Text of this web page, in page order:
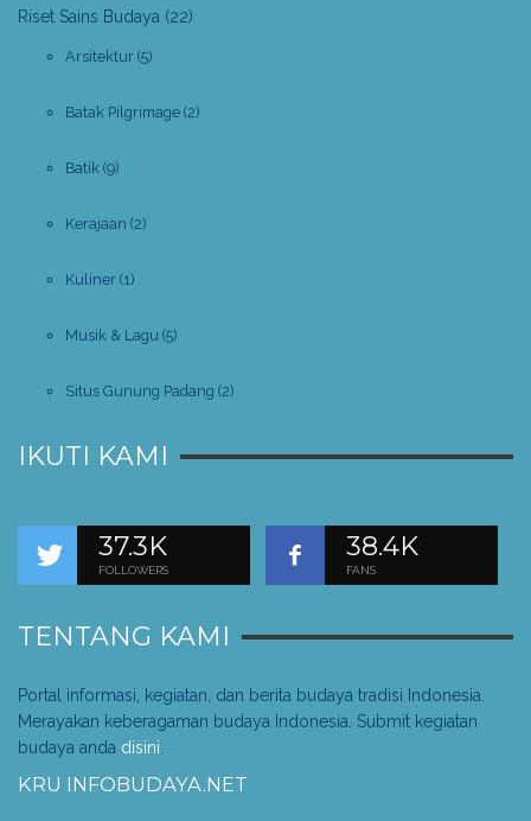
Riset Sains Budaya (22)
Arsitektur (5)
Batak Pilgrimage (2)
Batik (9)
Kerajaan (2)
Kuliner (1)
Musik & Lagu (5)
Situs Gunung Padang (2)
IKUTI KAMI
37.3K
FOLLOWERS
38.4K
FANS
TENTANG KAMI
Portal informasi, kegiatan, dan berita budaya tradisi Indonesia.
Merayakan keberagaman budaya Indonesia. Submit kegiatan
budaya anda disini.
KRU INFOBUDAYA.NET